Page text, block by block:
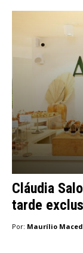
Cláudia
tarde
Por: Maurílio